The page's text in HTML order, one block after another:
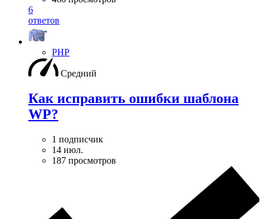
6
ответов
PHP
Средний
Как исправить ошибки шаблона
WP?
1 подписчик
14 июл.
187 просмотров